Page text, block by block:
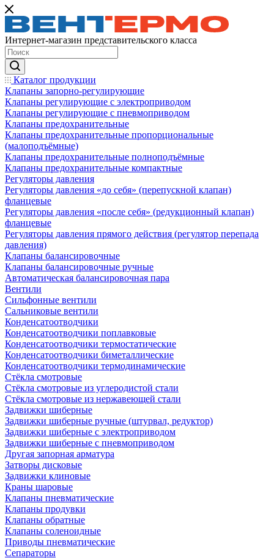
Интернет-магазин представительского класса
Каталог продукции
Клапаны запорно-регулирующие
Клапаны регулирующие с электроприводом
Клапаны регулирующие с пневмоприводом
Клапаны предохранительные
Клапаны предохранительные пропорциональные
(малоподъёмные)
Клапаны предохранительные полноподъёмные
Клапаны предохранительные компактные
Регуляторы давления
Регуляторы давления «до себя» (перепускной клапан)
фланцевые
Регуляторы давления «после себя» (редукционный клапан)
фланцевые
Регуляторы давления прямого действия (регулятор перепада
давления)
Клапаны балансировочные
Клапаны балансировочные ручные
Автоматическая балансировочная пара
Вентили
Сильфонные вентили
Сальниковые вентили
Конденсатоотводчики
Конденсатоотводчики поплавковые
Конденсатоотводчики термостатические
Конденсатоотводчики биметаллические
Конденсатоотводчики термодинамические
Стёкла смотровые
Стёкла смотровые из углеродистой стали
Стёкла смотровые из нержавеющей стали
Задвижки шиберные
Задвижки шиберные ручные (штурвал, редуктор)
Задвижки шиберные с электроприводом
Задвижки шиберные с пневмоприводом
Другая запорная арматура
Затворы дисковые
Задвижки клиновые
Краны шаровые
Клапаны пневматические
Клапаны продувки
Клапаны обратные
Клапаны соленоидные
Приводы пневматические
Сепараторы